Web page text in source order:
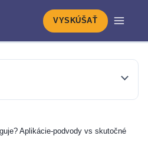
VYSKÚŠAŤ
Aplikácie-podvody vs skutočné